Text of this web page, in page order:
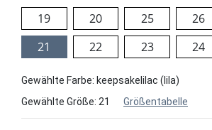
19 20 25 26
21
22 23 24
Gewählte Farbe: keepsakelilac (lila)
Gewählte Größe: 21 Größentabelle